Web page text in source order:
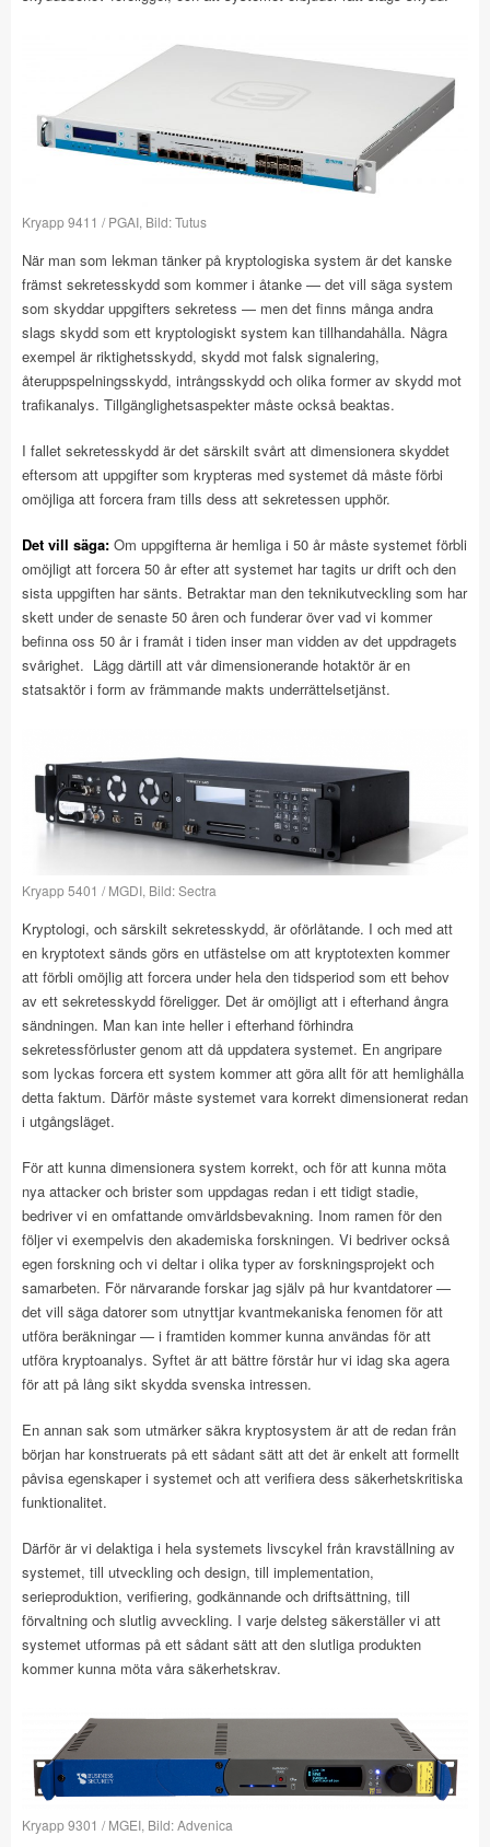
Kryapp 9411 / PGAI, Bild: Tutus
När man som lekman tänker på kryptologiska system är det kanske
främst sekretesskydd som kommer i åtanke — det vill säga system
som skyddar uppgifters sekretess — men det finns många andra
slags skydd som ett kryptologiskt system kan tillhandahålla. Några
exempel är riktighetsskydd, skydd mot falsk signalering,
återuppspelningsskydd, intrångsskydd och olika former av skydd mot
trafikanalys. Tillgänglighetsaspekter måste också beaktas.
I fallet sekretesskydd är det särskilt svårt att dimensionera skyddet
eftersom att uppgifter som krypteras med systemet då måste förbi
omöjliga att forcera fram tills dess att sekretessen upphör.
Det vill säga: Om uppgifterna är hemliga i 50 år måste systemet förbli
omöjligt att forcera 50 år efter att systemet har tagits ur drift och den
sista uppgiften har sänts. Betraktar man den teknikutveckling som har
skett under de senaste 50 åren och funderar över vad vi kommer
befinna oss 50 år i framåt i tiden inser man vidden av det uppdragets
svårighet. Lägg därtill att vår dimensionerande hotaktör är en
statsaktör i form av främmande makts underrättelsetjänst.
Kryapp 5401 / MGDI, Bild: Sectra
Kryptologi, och särskilt sekretesskydd, är oförlåtande. I och med att
en kryptotext sänds görs en utfästelse om att kryptotexten kommer
att förbli omöjlig att forcera under hela den tidsperiod som ett behov
av ett sekretesskydd föreligger. Det är omöjligt att i efterhand ångra
sändningen. Man kan inte heller i efterhand förhindra
sekretessförluster genom att då uppdatera systemet. En angripare
som lyckas forcera ett system kommer att göra allt för att hemlighålla
detta faktum. Därför måste systemet vara korrekt dimensionerat redan
i utgångsläget.
För att kunna dimensionera system korrekt, och för att kunna möta
nya attacker och brister som uppdagas redan i ett tidigt stadie,
bedriver vi en omfattande omvärldsbevakning. Inom ramen för den
följer vi exempelvis den akademiska forskningen. Vi bedriver också
egen forskning och vi deltar i olika typer av forskningsprojekt och
samarbeten. För närvarande forskar jag själv på hur kvantdatorer —
det vill säga datorer som utnyttjar kvantmekaniska fenomen för att
utföra beräkningar — i framtiden kommer kunna användas för att
utföra kryptoanalys. Syftet är att bättre förstår hur vi idag ska agera
för att på lång sikt skydda svenska intressen.
En annan sak som utmärker säkra kryptosystem är att de redan från
början har konstruerats på ett sådant sätt att det är enkelt att formellt
påvisa egenskaper i systemet och att verifiera dess säkerhetskritiska
funktionalitet.
Därför är vi delaktiga i hela systemets livscykel från kravställning av
systemet, till utveckling och design, till implementation,
serieproduktion, verifiering, godkännande och driftsättning, till
förvaltning och slutlig avveckling. I varje delsteg säkerställer vi att
systemet utformas på ett sådant sätt att den slutliga produkten
kommer kunna möta våra säkerhetskrav.
Kryapp 9301 / MGEI, Bild: Advenica